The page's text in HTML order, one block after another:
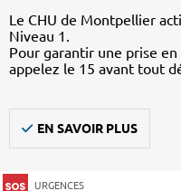
Le CHU de Montpellier
Niveau 1.
Pour garantir une prise en
appelez le 15 avant tout
EN SAVOIR PLUS
URGENCES